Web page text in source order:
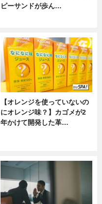
ピーサンドが歩ん…
【オレンジを使っていないの
にオレンジ味？】カゴメが2
年かけて開発した革…